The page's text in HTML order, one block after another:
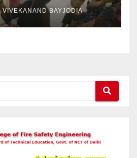
VIVEKANAND BAYJODIA